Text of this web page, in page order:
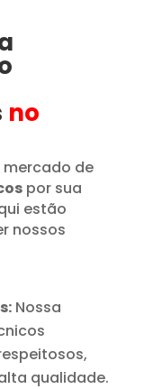
no
de
por sua
estão
nossos
Nossa
qualidade.